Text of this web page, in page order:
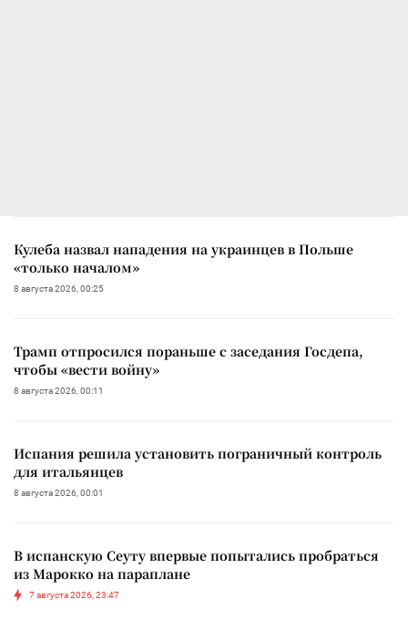
Кулеба назвал нападения на украинцев в Польше
«только началом»
8 августа 2026, 00:25
Трамп отпросился пораньше с заседания Госдепа,
чтобы «вести войну»
8 августа 2026, 00:11
Испания решила установить пограничный контроль
для итальянцев
8 августа 2026, 00:01
В испанскую Сеуту впервые попытались пробраться
из Марокко на параплане
7 августа 2026, 23:47